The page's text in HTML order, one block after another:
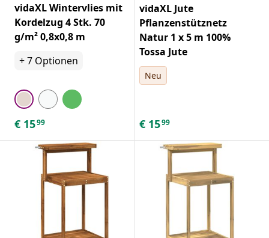
vidaXL Wintervlies mit
Kordelzug 4 Stk. 70
g/m² 0,8x0,8 m
+7 Optionen
€ 1599
vidaXL Jute
Pflanzenstütznetz
Natur 1 x 5 m 100%
Tossa Jute
Neu
€ 1599